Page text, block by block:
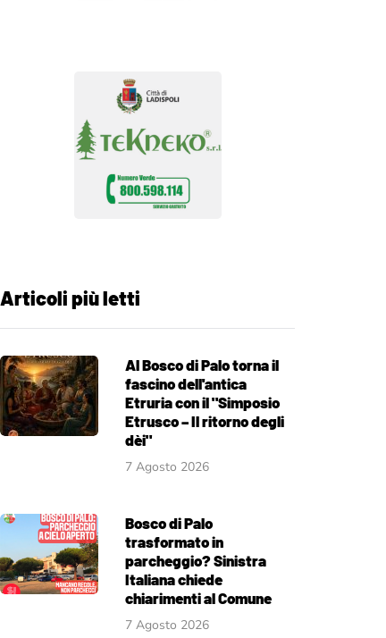
Articoli più letti
Al Bosco di Palo torna il
fascino dell'antica
Etruria con il "Simposio
Etrusco – Il ritorno degli
dèi"
7 Agosto 2026
Bosco di Palo
trasformato in
parcheggio? Sinistra
Italiana chiede
chiarimenti al Comune
7 Agosto 2026